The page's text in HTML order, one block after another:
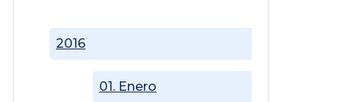
2016
01. Enero